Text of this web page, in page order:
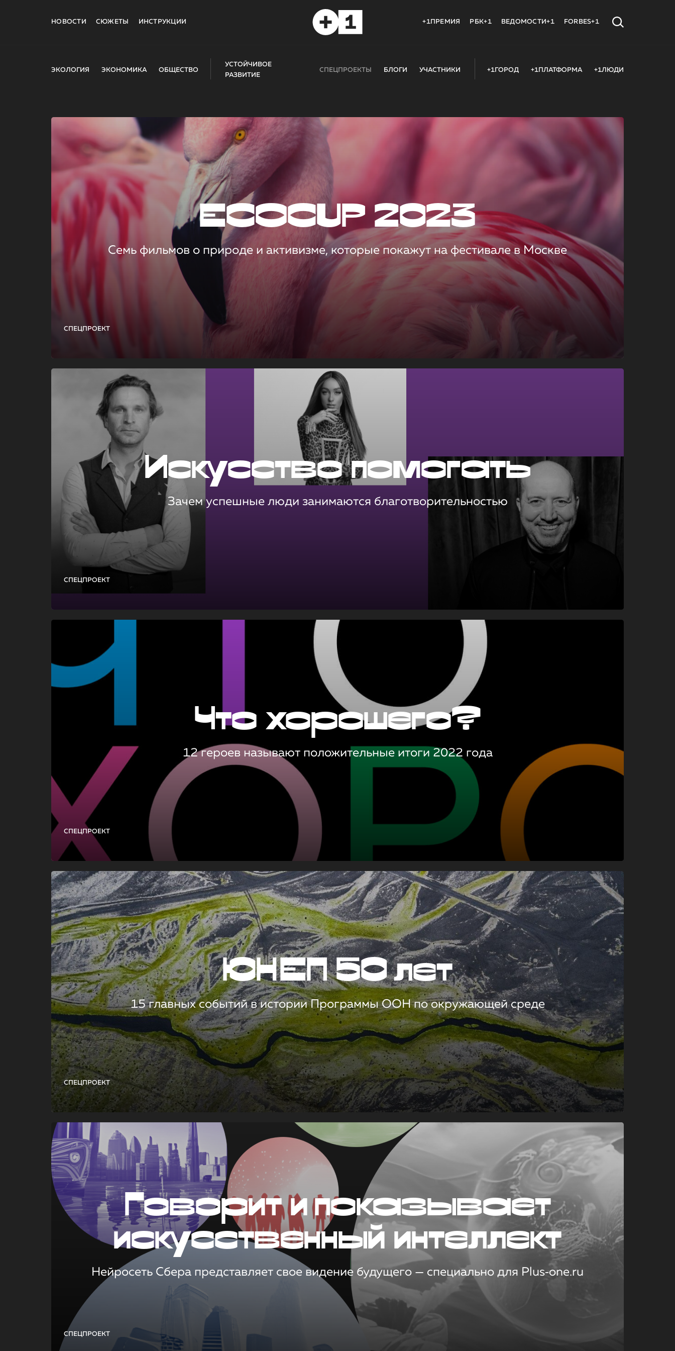
НОВОСТИ СЮЖЕТЫ ИНСТРУКЦИИ +1ПРЕМИЯ РБК+1 ВЕДОМОСТИ+1 FORBES+1
ЭКОЛОГИЯ ЭКОНОМИКА ОБЩЕСТВО
УСТОЙЧИВОЕ
РАЗВИТИЕ
СПЕЦПРОЕКТЫ БЛОГИ УЧАСТНИКИ +1ГОРОД +1ПЛАТФОРМА +1ЛЮДИ
СПЕЦПРОЕКТ
ECOCUP 2023
Семь фильмов о природе и активизме, которые покажут на фестивале в Москве
СПЕЦПРОЕКТ
Искусство помогать
Зачем успешные люди занимаются благотворительностью
СПЕЦПРОЕКТ
Что хорошего?
12 героев называют положительные итоги 2022 года
СПЕЦПРОЕКТ
ЮНЕП 50 лет
15 главных событий в истории Программы ООН по окружающей среде
СПЕЦПРОЕКТ
Говорит и показывает
искусственный интеллект
Нейросеть Сбера представляет свое видение будущего — специально для Plus‑one.ru